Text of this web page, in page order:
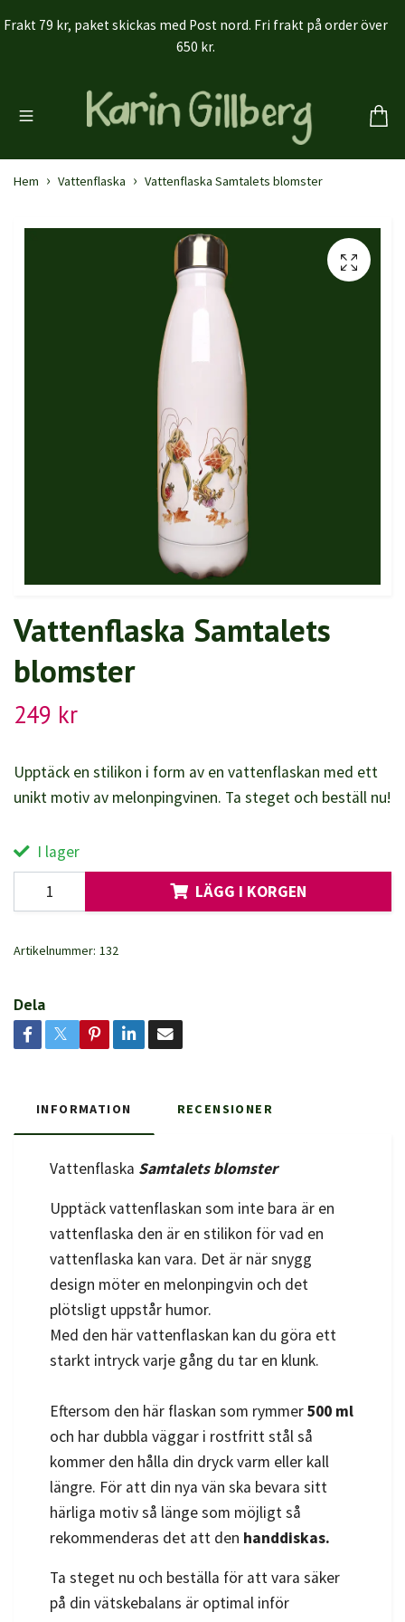
Frakt 79 kr, paket skickas med Post nord. Fri frakt på order över
650 kr.
Hem Vattenflaska Vattenflaska Samtalets blomster
Vattenflaska Samtalets
blomster
249 kr
Upptäck en stilikon i form av en vattenflaskan med ett
unikt motiv av melonpingvinen. Ta steget och beställ nu!
I lager
LÄGG I KORGEN
Artikelnummer: 132
Dela
INFORMATION RECENSIONER
Vattenflaska Samtalets blomster
Upptäck vattenflaskan som inte bara är en
vattenflaska den är en stilikon för vad en
vattenflaska kan vara. Det är när snygg
design möter en melonpingvin och det
plötsligt uppstår humor.
Med den här vattenflaskan kan du göra ett
starkt intryck varje gång du tar en klunk.
Eftersom den här flaskan som rymmer500 ml
och har dubbla väggar i rostfritt stål så
kommer den hålla din dryck varm eller kall
längre. För att din nya vän ska bevara sitt
härliga motiv så länge som möjligt så
rekommenderas det att den handdiskas.
Ta steget nu och beställa för att vara säker
på din vätskebalans är optimal inför